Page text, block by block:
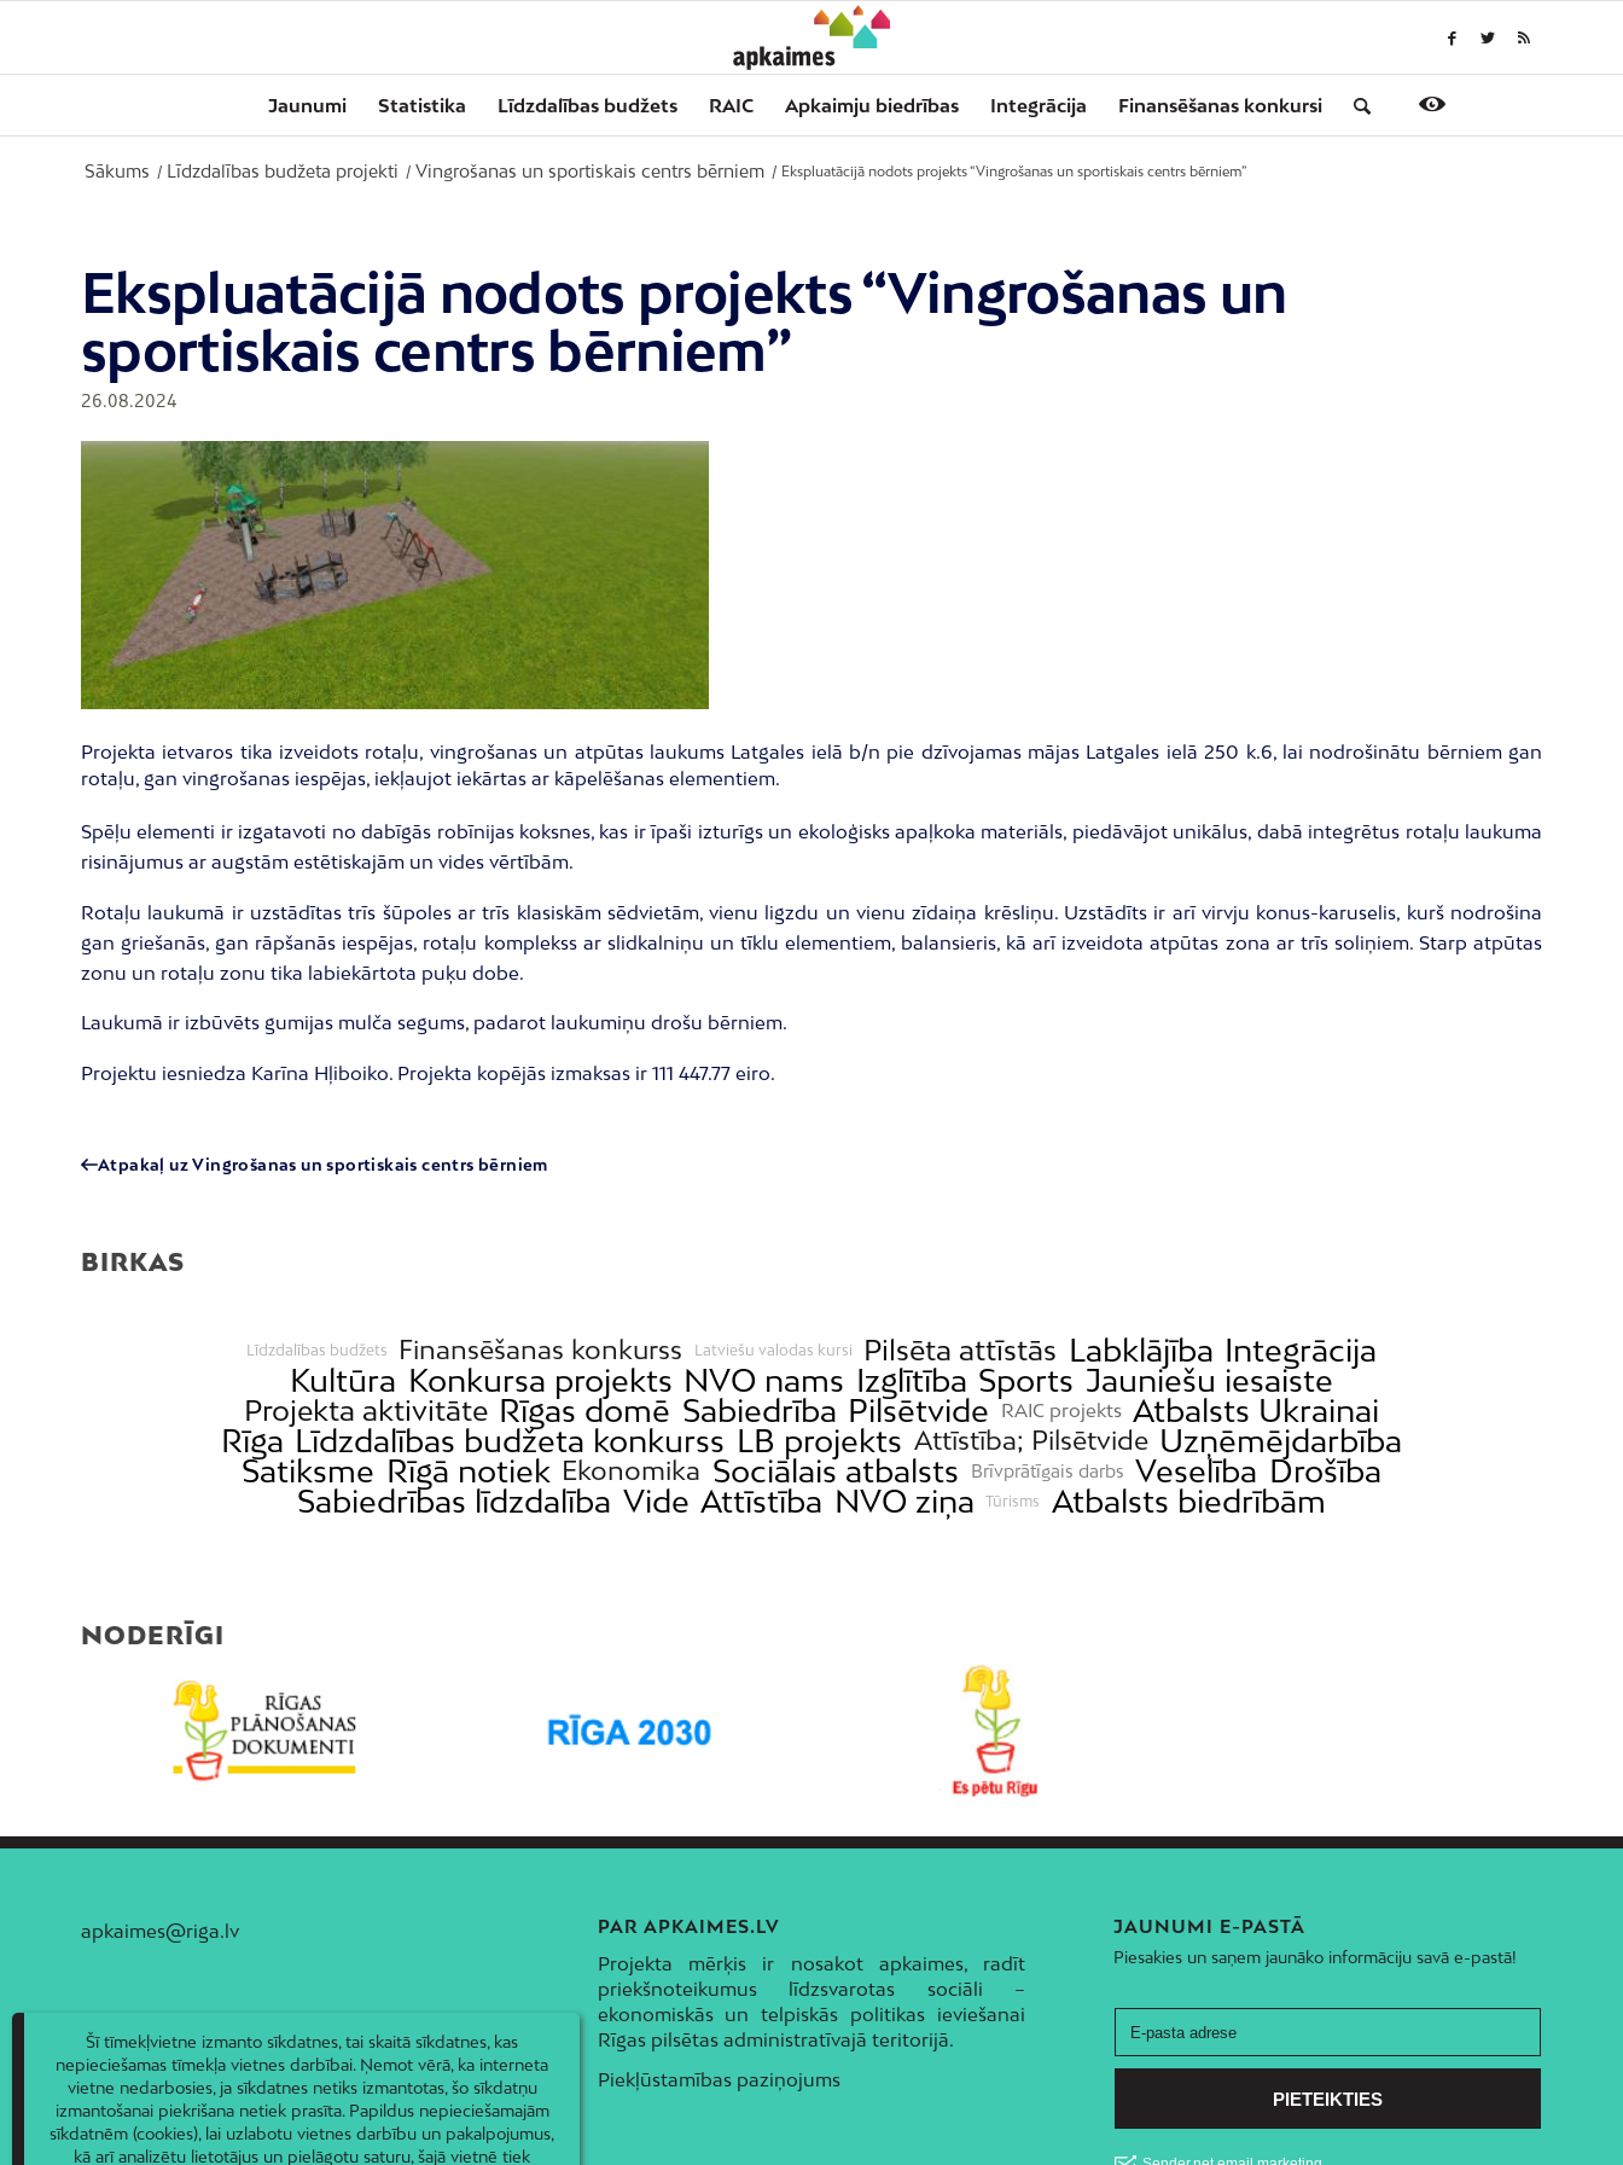
Jaunumi Statistika Līdzdalības budžets RAIC Apkaimju biedrības Integrācija Finansēšanas konkursi
Sākums / Līdzdalības budžeta projekti / Vingrošanas un sportiskais centrs bērniem / Ekspluatācijā nodots projekts “Vingrošanas un sportiskais centrs bērniem”
Ekspluatācijā nodots projekts “Vingrošanas un
sportiskais centrs bērniem”
26.08.2024
Projekta ietvaros tika izveidots rotaļu, vingrošanas un atpūtas laukums Latgales ielā b/n pie dzīvojamas mājas Latgales ielā 250 k.6, lai nodrošinātu bērniem gan
rotaļu, gan vingrošanas iespējas, iekļaujot iekārtas ar kāpelēšanas elementiem.
Spēļu elementi ir izgatavoti no dabīgās robīnijas koksnes, kas ir īpaši izturīgs un ekoloģisks apaļkoka materiāls, piedāvājot unikālus, dabā integrētus rotaļu laukuma
risinājumus ar augstām estētiskajām un vides vērtībām.
Rotaļu laukumā ir uzstādītas trīs šūpoles ar trīs klasiskām sēdvietām, vienu ligzdu un vienu zīdaiņa krēsliņu. Uzstādīts ir arī virvju konus-karuselis, kurš nodrošina
gan griešanās, gan rāpšanās iespējas, rotaļu komplekss ar slidkalniņu un tīklu elementiem, balansieris, kā arī izveidota atpūtas zona ar trīs soliņiem. Starp atpūtas
zonu un rotaļu zonu tika labiekārtota puķu dobe.
Laukumā ir izbūvēts gumijas mulča segums, padarot laukumiņu drošu bērniem.
Projektu iesniedza Karīna Hļiboiko. Projekta kopējās izmaksas ir 111 447.77 eiro.
Atpakaļ uz Vingrošanas un sportiskais centrs bērniem
BIRKAS
Līdzdalības budžets Finansēšanas konkurss Latviešu valodas kursi Pilsēta attīstās Labklājība Integrācija
Kultūra Konkursa projekts NVO nams Izglītība Sports Jauniešu iesaiste
Projekta aktivitāte Rīgas domē Sabiedrība Pilsētvide RAIC projekts Atbalsts Ukrainai
Rīga Līdzdalības budžeta konkurss LB projekts Attīstība; Pilsētvide Uzņēmējdarbība
Satiksme Rīgā notiek Ekonomika Sociālais atbalsts Brīvprātīgais darbs Veselība Drošība
Sabiedrības līdzdalība Vide Attīstība NVO ziņa Tūrisms Atbalsts biedrībām
NODERĪGI
apkaimes@riga.lv PAR APKAIMES.LV
Projekta mērķis ir nosakot apkaimes, radīt
priekšnoteikumus līdzsvarotas sociāli –
ekonomiskās un telpiskās politikas ieviešanai
Rīgas pilsētas administratīvajā teritorijā.
Piekļūstamības paziņojums
JAUNUMI E-PASTĀ
Piesakies un saņem jaunāko informāciju savā e-pastā!
Šī tīmekļvietne izmanto sīkdatnes, tai skaitā sīkdatnes, kas
nepieciešamas tīmekļa vietnes darbībai. Ņemot vērā, ka interneta
vietne nedarbosies, ja sīkdatnes netiks izmantotas, šo sīkdatņu
izmantošanai piekrišana netiek prasīta. Papildus nepieciešamajām
sīkdatnēm (cookies), lai uzlabotu vietnes darbību un pakalpojumus,
kā arī analizētu lietotājus un pielāgotu saturu, šajā vietnē tiek